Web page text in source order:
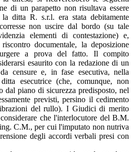
di un parapetto non risultava essere
ditta R. s.r.l. era stata debitamente
non uscire dal bordo (su tale
elementi di contestazione) e,
documentale, la deposizione
a prova del fatto. Il compito
esaurito con la redazione di un
censure e, in fase esecutiva, nella
esecutrice (che, comunque, non
dal piano di sicurezza predisposto, nel
previsti, persino il cedimento
del rullo). I Giudici di merito
che l'interlocutore del B.M.
C.M., per cui l'imputato non nutriva
degli accordi verbali presi con